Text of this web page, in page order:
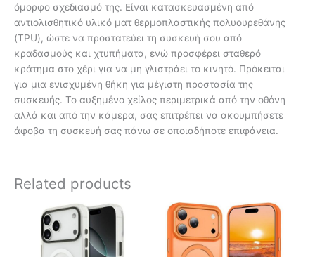
όμορφο σχεδιασμό της. Είναι κατασκευασμένη από
αντιολισθητικό υλικό ματ θερμοπλαστικής πολυουρεθάνης
(TPU), ώστε να προστατεύει τη συσκευή σου από
κραδασμούς και χτυπήματα, ενώ προσφέρει σταθερό
κράτημα στο χέρι για να μη γλιστράει το κινητό. Πρόκειται
για μια ενισχυμένη θήκη για μέγιστη προστασία της
συσκευής. Το αυξημένο χείλος περιμετρικά από την οθόνη
αλλά και από την κάμερα, σας επιτρέπει να ακουμπήσετε
άφοβα τη συσκευή σας πάνω σε οποιαδήποτε επιφάνεια.
Related products